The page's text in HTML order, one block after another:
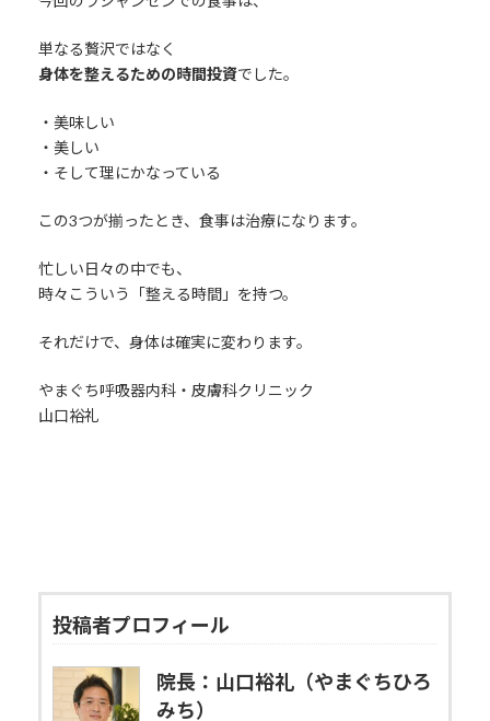
単なる贅沢ではなく
身体を整えるための時間投資でした。
・美味しい
・美しい
・そして理にかなっている
この3つが揃ったとき、食事は治療になります。
忙しい日々の中でも、
時々こういう「整える時間」を持つ。
それだけで、身体は確実に変わります。
やまぐち呼吸器内科・皮膚科クリニック
山口裕礼
投稿者プロフィール
院長：山口裕礼（やまぐちひろ
みち）